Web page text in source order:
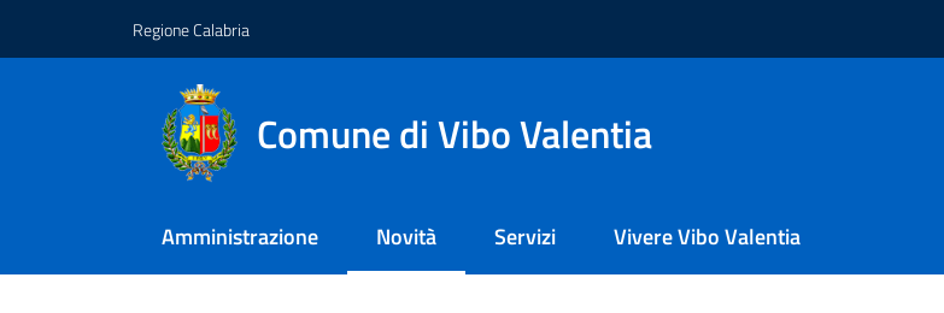
Regione Calabria
Comune di Vibo Valentia
Amministrazione Novità
Menu selezionato
Servizi Vivere Vibo Valentia